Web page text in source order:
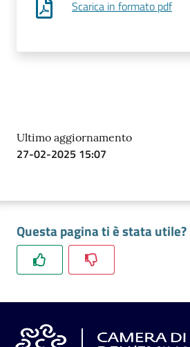
su
Scarica in formato pdf
Ultimo aggiornamento
27-02-2025 15:07
Questa pagina ti è stata utile?